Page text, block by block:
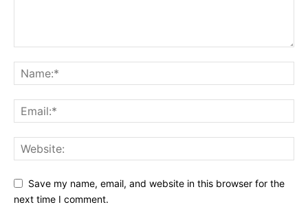
Save my name, email, and website in this browser for the
next time I comment.